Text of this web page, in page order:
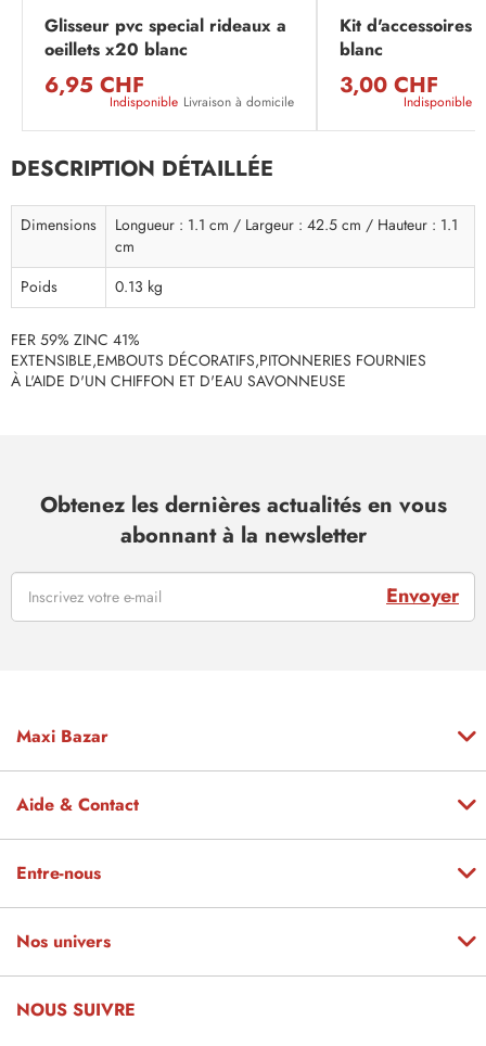
Glisseur pvc special rideaux a
oeillets x20 blanc
6,95 CHF
Indisponible Livraison à domicile
Kit d'accessoires
blanc
3,00 CHF
Indisponible
DESCRIPTION DÉTAILLÉE
Dimensions
Longueur : 1.1 cm / Largeur : 42.5 cm / Hauteur : 1.1
cm
Poids
0.13 kg
FER 59% ZINC 41%
EXTENSIBLE,EMBOUTS DÉCORATIFS,PITONNERIES FOURNIES
À L'AIDE D'UN CHIFFON ET D'EAU SAVONNEUSE
Obtenez les dernières actualités en vous
abonnant à la newsletter
Envoyer
Maxi Bazar
Aide & Contact
Entre-nous
Nos univers
NOUS SUIVRE